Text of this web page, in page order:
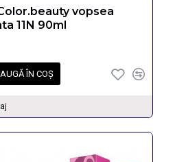
vopsea
11N 90ml
ÎN COŞ